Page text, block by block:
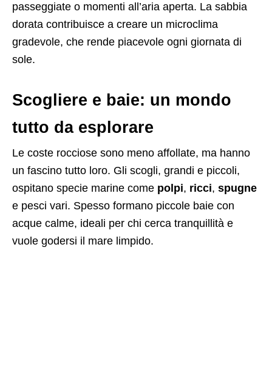
passeggiate o momenti all’aria aperta. La sabbia
dorata contribuisce a creare un microclima
gradevole, che rende piacevole ogni giornata di
sole.
Scogliere e baie: un mondo
tutto da esplorare
Le coste rocciose sono meno affollate, ma hanno
un fascino tutto loro. Gli scogli, grandi e piccoli,
ospitano specie marine come polpi, ricci, spugne
e pesci vari. Spesso formano piccole baie con
acque calme, ideali per chi cerca tranquillità e
vuole godersi il mare limpido.